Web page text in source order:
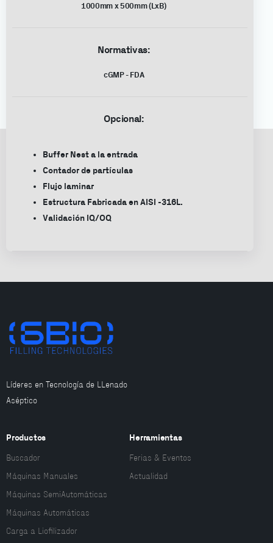
1000mm x 500mm (LxB)
Normativas:
cGMP - FDA
Opcional:
Buffer Nest a la entrada
Contador de partículas
Flujo laminar
Estructura Fabricada en AISI -316L.
Validación IQ/OQ
Líderes en Tecnología de LLenado
Aséptico
Productos
Buscador
Máquinas Manuales
Máquinas SemiAutomáticas
Máquinas Automáticas
Carga a Liofilizador
Herramientas
Ferias & Eventos
Actualidad